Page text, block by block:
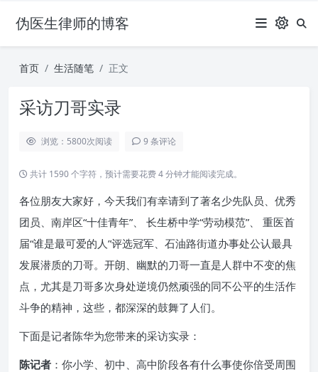
伪医生律师的博客
首页 生活随笔 正文
采访刀哥实录
浏览：5800次阅读 9 条评论
共计 1590 个字符，预计需要花费 4 分钟才能阅读完成。
各位朋友大家好，今天我们有幸请到了著名少先队员、优秀
团员、南岸区“十佳青年”、 长生桥中学“劳动模范”、 重医首
届“谁是最可爱的人”评选冠军、石油路街道办事处公认最具
发展潜质的刀哥。开朗、幽默的刀哥一直是人群中不变的焦
点，尤其是刀哥多次身处逆境仍然顽强的同不公平的生活作
斗争的精神，这些，都深深的鼓舞了人们。
下面是记者陈华为您带来的采访实录：
陈记者 ：你小学、初中、高中阶段各有什么事使你倍受周围